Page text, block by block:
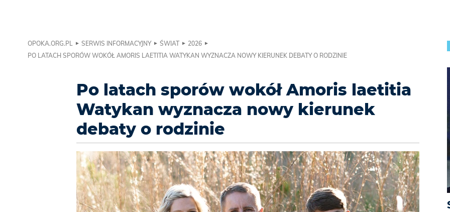
OPOKA.ORG.PL SERWIS INFORMACYJNY ŚWIAT
2026
PO LATACH SPORÓW WOKÓŁ AMORIS LAETITIA WATYKAN WYZNACZA NOWY KIERUNEK DEBATY O RODZINIE
Po latach sporów wokół Amoris laetitia
Watykan wyznacza nowy kierunek
debaty o rodzinie